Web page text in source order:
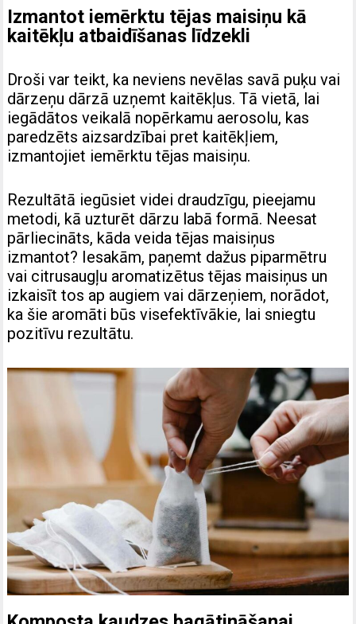
Izmantot iemērktu tējas maisiņu kā
kaitēkļu atbaidīšanas līdzekli
Droši var teikt, ka neviens nevēlas savā puķu vai
dārzeņu dārzā uzņemt kaitēkļus. Tā vietā, lai
iegādātos veikalā nopērkamu aerosolu, kas
paredzēts aizsardzībai pret kaitēkļiem,
izmantojiet iemērktu tējas maisiņu.
Rezultātā iegūsiet videi draudzīgu, pieejamu
metodi, kā uzturēt dārzu labā formā. Neesat
pārliecināts, kāda veida tējas maisiņus
izmantot? Iesakām, paņemt dažus piparmētru
vai citrusaugļu aromatizētus tējas maisiņus un
izkaisīt tos ap augiem vai dārzeņiem, norādot,
ka šie aromāti būs visefektīvākie, lai sniegtu
pozitīvu rezultātu.